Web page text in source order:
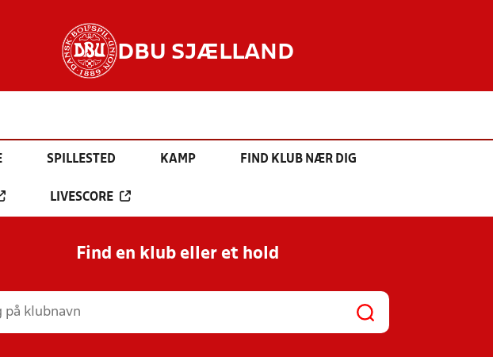
DBU SJÆLLAND
SPILLESTED KAMP FIND KLUB NÆR DIG
LIVESCORE
Find en klub eller et hold